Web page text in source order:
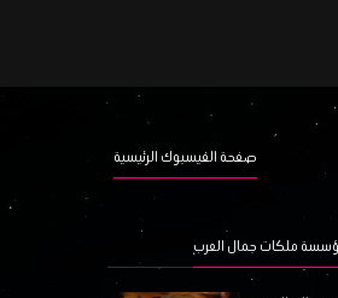
صفحة الفيسبوك الرئيسية
ملكات جمال العرب